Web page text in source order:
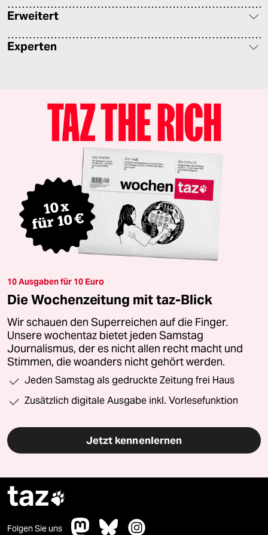
Erweitert
Experten
10 Ausgaben für 10 Euro
Die Wochenzeitung mit taz-Blick
Wir schauen den Superreichen auf die Finger.
Unsere wochentaz bietet jeden Samstag
Journalismus, der es nicht allen recht macht und
Stimmen, die woanders nicht gehört werden.
Jeden Samstag als gedruckte Zeitung frei Haus
Zusätzlich digitale Ausgabe inkl. Vorlesefunktion
Jetzt kennenlernen
taz
Folgen Sie uns